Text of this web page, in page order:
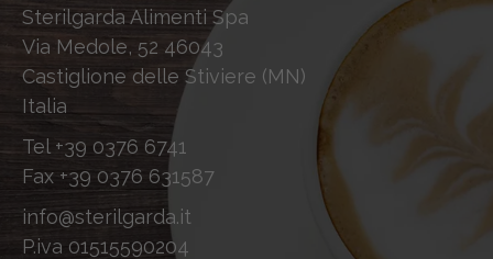
Sterilgarda Alimenti Spa
Via Medole, 52 46043
Castiglione delle Stiviere (MN)
Italia
Tel +39 0376 6741
Fax +39 0376 631587
info@sterilgarda.it
P.iva 01515590204